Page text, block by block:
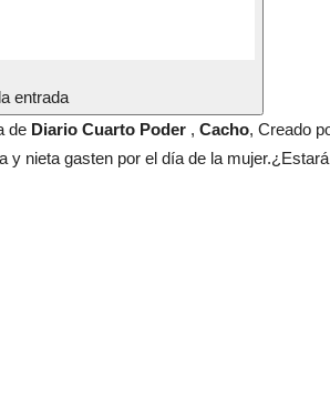
entrada
de Diario Cuarto Poder , Cacho, Creado
y nieta gasten por el día de la